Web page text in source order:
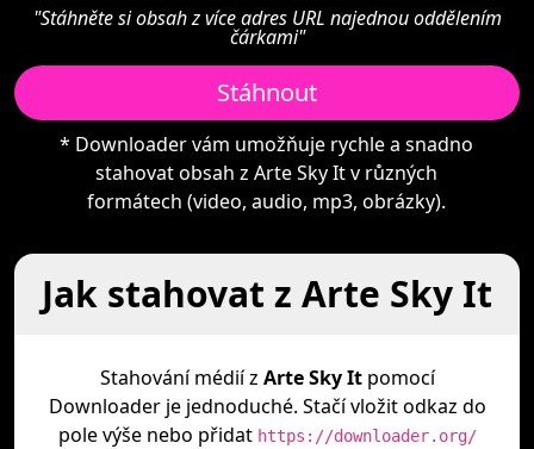
"Stáhněte si obsah z více adres URL najednou oddělením
čárkami"
Stáhnout
* Downloader vám umožňuje rychle a snadno
stahovat obsah z Arte Sky It v různých
formátech (video, audio, mp3, obrázky).
Jak stahovat z Arte Sky It
Stahování médií z Arte Sky Itpomocí
Downloader je jednoduché. Stačí vložit odkaz do
pole výše nebo přidat https://downloader.org/